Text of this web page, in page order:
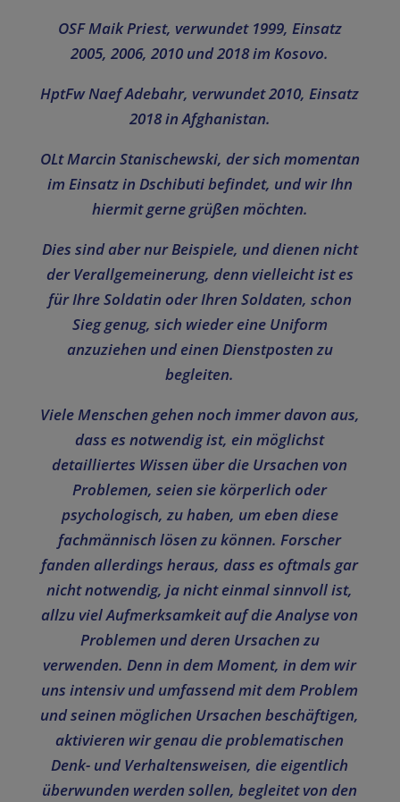
OSF Maik Priest, verwundet 1999, Einsatz
2005, 2006, 2010 und 2018 im Kosovo.
HptFw Naef Adebahr, verwundet 2010, Einsatz
2018 in Afghanistan.
OLt Marcin Stanischewski, der sich momentan
im Einsatz in Dschibuti befindet, und wir Ihn
hiermit gerne grüßen möchten.
Dies sind aber nur Beispiele, und dienen nicht
der Verallgemeinerung, denn vielleicht ist es
für Ihre Soldatin oder Ihren Soldaten, schon
Sieg genug, sich wieder eine Uniform
anzuziehen und einen Dienstposten zu
begleiten.
Viele Menschen gehen noch immer davon aus,
dass es notwendig ist, ein möglichst
detailliertes Wissen über die Ursachen von
Problemen, seien sie körperlich oder
psychologisch, zu haben, um eben diese
fachmännisch lösen zu können. Forscher
fanden allerdings heraus, dass es oftmals gar
nicht notwendig, ja nicht einmal sinnvoll ist,
allzu viel Aufmerksamkeit auf die Analyse von
Problemen und deren Ursachen zu
verwenden. Denn in dem Moment, in dem wir
uns intensiv und umfassend mit dem Problem
und seinen möglichen Ursachen beschäftigen,
aktivieren wir genau die problematischen
Denk- und Verhaltensweisen, die eigentlich
überwunden werden sollen, begleitet von den